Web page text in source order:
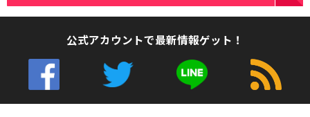
公式アカウントで最新情報ゲット！